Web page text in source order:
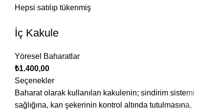
Hepsi satılıp tükenmiş
İç Kakule
Yöresel Baharatlar
₺1.400,00
Seçenekler
Baharat olarak kullanılan kakulenin; sindirim sistemi
sağlığına, kan şekerinin kontrol altında tutulmasına,